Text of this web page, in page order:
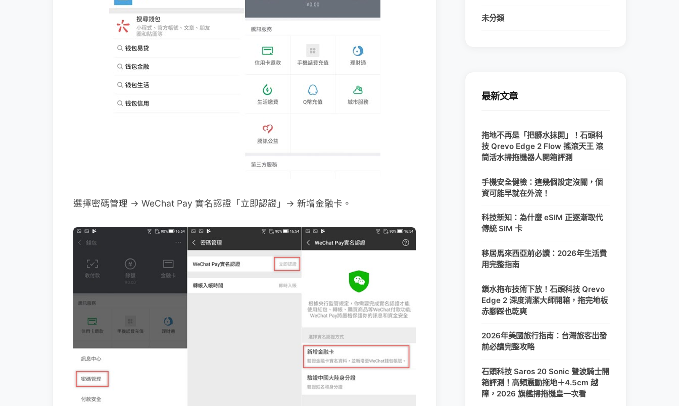
選擇密碼管理 → WeChat Pay 實名認證「立即認證」→ 新增金融卡。
未分類
最新文章
拖地不再是「把髒水抹開」！石頭科
技 Qrevo Edge 2 Flow 搖滾天王 滾
筒活水掃拖機器人開箱評測
手機安全健檢：這幾個設定沒關，個
資可能早就在外流！
科技新知：為什麼 eSIM 正逐漸取代
傳統 SIM 卡
移居馬來西亞前必讀：2026年生活費
用完整指南
鎖水拖布技術下放！石頭科技 Qrevo
Edge 2 深度清潔大師開箱，拖完地板
赤腳踩也乾爽
2026年美國旅行指南：台灣旅客出發
前必讀完整攻略
石頭科技 Saros 20 Sonic 聲波騎士開
箱評測！高頻震動拖地＋4.5cm 越
障，2026 旗艦掃拖機皇一次看